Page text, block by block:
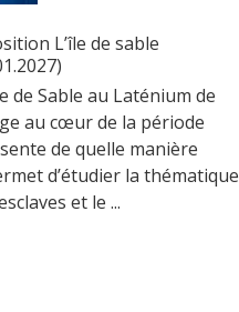
L’île de sable
de Sable au Laténium de
au cœur de la période
de quelle manière
d’étudier la thématique
et le ...